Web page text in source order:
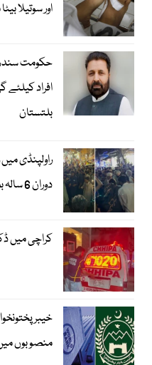
اور سوتیلا
حکومت سندھ
افراد کیلئے
بلتستان
راولپنڈی
دوران 6 سالہ بچی پراسرار طور پر لاپتا
کراچی میں
منصوبوں